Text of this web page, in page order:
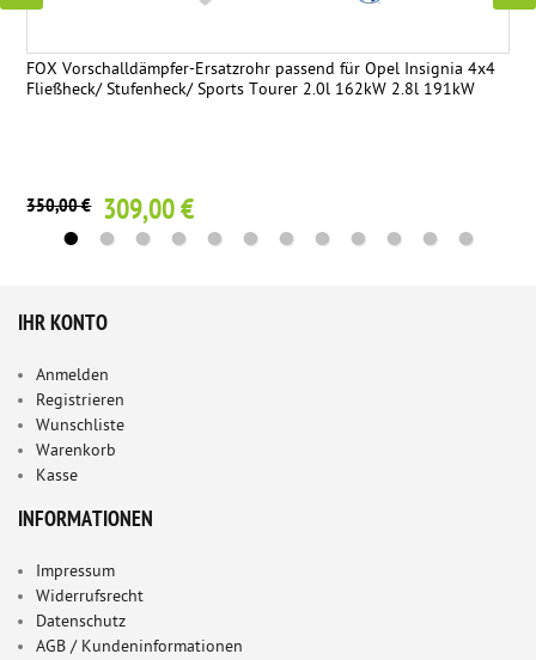
FOX Vorschalldämpfer-Ersatzrohr passend für Opel Insignia 4x4
Fließheck/ Stufenheck/ Sports Tourer 2.0l 162kW 2.8l 191kW
350,00 € 309,00 €
IHR KONTO
Anmelden
Registrieren
Wunschliste
Warenkorb
Kasse
INFORMATIONEN
Impressum
Widerrufsrecht
Datenschutz
AGB / Kundeninformationen